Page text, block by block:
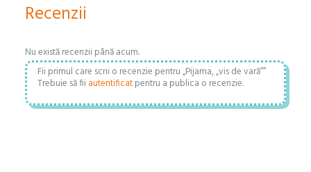
Recenzii
Nu există recenzii până acum.
Fii primul care scrii o recenzie pentru „Pijama, „vis de vară””
Trebuie să fii autentificatpentru a publica o recenzie.